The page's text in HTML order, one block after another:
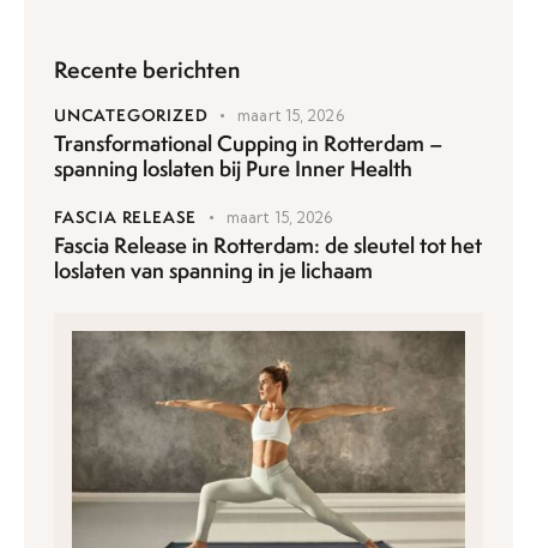
Recente berichten
UNCATEGORIZED maart 15, 2026
Transformational Cupping in Rotterdam –
spanning loslaten bij Pure Inner Health
FASCIA RELEASE maart 15, 2026
Fascia Release in Rotterdam: de sleutel tot het
loslaten van spanning in je lichaam